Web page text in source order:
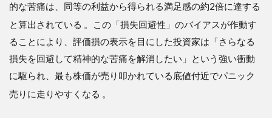
践す
能動
的戦
致命
的な
的な苦痛は、同等の利益から得られる満足感の約2倍に達する
と算出されている 。この「損失回避性」のバイアスが作動す
ることにより、評価損の表示を目にした投資家は「さらなる
損失を回避して精神的な苦痛を解消したい」という強い衝動
に駆られ、最も株価が売り叩かれている底値付近でパニック
売りに走りやすくなる 。